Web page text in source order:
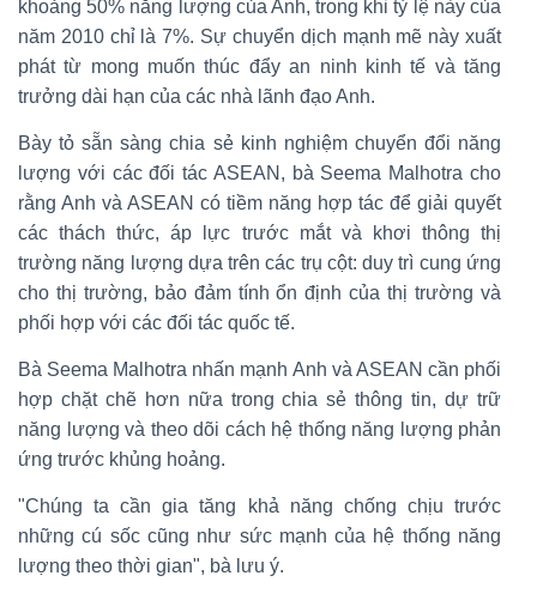
khoảng 50% năng lượng của Anh, trong khi tỷ lệ này của
năm 2010 chỉ là 7%. Sự chuyển dịch mạnh mẽ này xuất
phát từ mong muốn thúc đẩy an ninh kinh tế và tăng
trưởng dài hạn của các nhà lãnh đạo Anh.
Bày tỏ sẵn sàng chia sẻ kinh nghiệm chuyển đổi năng
lượng với các đối tác ASEAN, bà Seema Malhotra cho
rằng Anh và ASEAN có tiềm năng hợp tác để giải quyết
các thách thức, áp lực trước mắt và khơi thông thị
trường năng lượng dựa trên các trụ cột: duy trì cung ứng
cho thị trường, bảo đảm tính ổn định của thị trường và
phối hợp với các đối tác quốc tế.
Bà Seema Malhotra nhấn mạnh Anh và ASEAN cần phối
hợp chặt chẽ hơn nữa trong chia sẻ thông tin, dự trữ
năng lượng và theo dõi cách hệ thống năng lượng phản
ứng trước khủng hoảng.
"Chúng ta cần gia tăng khả năng chống chịu trước
những cú sốc cũng như sức mạnh của hệ thống năng
lượng theo thời gian", bà lưu ý.